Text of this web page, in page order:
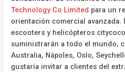
Technology Co Limited para un
orientación comercial avanzada.
escooters y helicópteros
suministrarán a todo el mundo,
Australia, Nápoles, Oslo,
gustaría invitar a clientes del